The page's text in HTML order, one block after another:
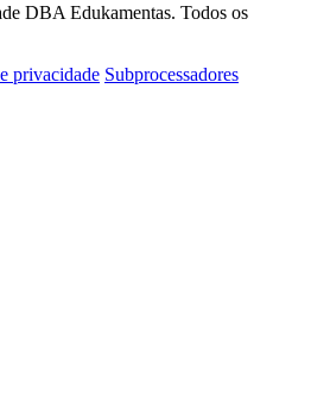
DBA Edukamentas. Todos os
privacidade Subprocessadores